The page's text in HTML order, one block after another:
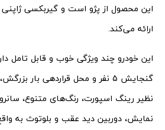
این محصول از پژو است و گیربکسی ژاپنی
ارائه می‌کند.
این خودرو چند ویژگی خوب و قابل تامل
گنجایش 5 نفر و محل قراردهی بار
نظیر رینگ اسپورت، رنگ‌های متنوع،
نمایش، دوربین دید عقب و بلوتوث به